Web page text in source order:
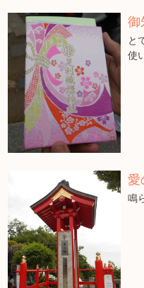
御
と
使
愛
鳴